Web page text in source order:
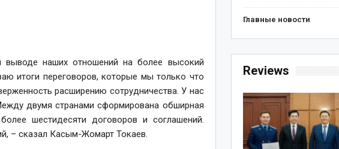
наших отношений на более высокий
итоги переговоров, которые мы только что
расширению сотрудничества. У нас
двумя странами сформирована обширная
шестидесяти договоров и соглашений.
– сказал Касым-Жомарт Токаев.
Главные новости
Reviews